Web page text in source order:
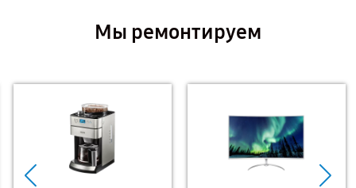
Мы ремонтируем